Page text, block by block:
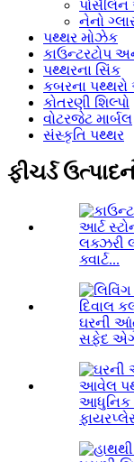
નેનો
પથ્થર મોઝેક
કાઉન્ટરટોપ
પથ્થરના સિંક
કબરના
કોતરણી શિલ્પો
વોટરજેટ માર્બલ
સંસ્કૃતિ પથ્થર
ફીચર્ડ
લક્ઝરી
ક્વાર્ટ...
ઘરની
સફેદ
આધુનિક